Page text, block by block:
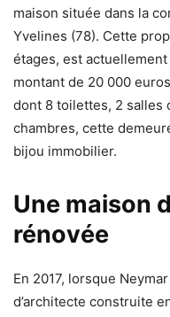
maison située dans la
Yvelines (78). Cette
étages, est
montant de 20 000
dont 8 toilettes, 2 salles
chambres, cette
bijou immobilier.
Une maison
rénovée
En 2017, lorsque
d’architecte construite